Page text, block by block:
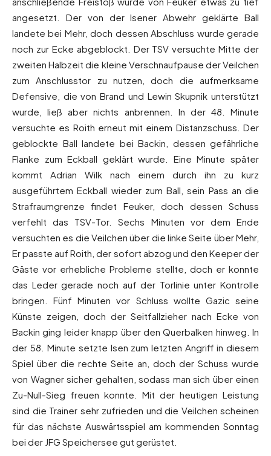
angesetzt. Der von der Isener Abwehr geklärte Ball
landete bei Mehr, doch dessen Abschluss wurde gerade
noch zur Ecke abgeblockt. Der TSV versuchte Mitte der
zweiten Halbzeit die kleine Verschnaufpause der Veilchen
zum Anschlusstor zu nutzen, doch die aufmerksame
Defensive, die von Brand und Lewin Skupnik unterstützt
wurde, ließ aber nichts anbrennen. In der 48. Minute
versuchte es Roith erneut mit einem Distanzschuss. Der
geblockte Ball landete bei Backin, dessen gefährliche
Flanke zum Eckball geklärt wurde. Eine Minute später
kommt Adrian Wilk nach einem durch ihn zu kurz
ausgeführtem Eckball wieder zum Ball, sein Pass an die
Strafraumgrenze findet Feuker, doch dessen Schuss
verfehlt das TSV-Tor. Sechs Minuten vor dem Ende
versuchten es die Veilchen über die linke Seite über Mehr,
Er passte auf Roith, der sofort abzog und den Keeper der
Gäste vor erhebliche Probleme stellte, doch er konnte
das Leder gerade noch auf der Torlinie unter Kontrolle
bringen. Fünf Minuten vor Schluss wollte Gazic seine
Künste zeigen, doch der Seitfallzieher nach Ecke von
Backin ging leider knapp über den Querbalken hinweg. In
der 58. Minute setzte Isen zum letzten Angriff in diesem
Spiel über die rechte Seite an, doch der Schuss wurde
von Wagner sicher gehalten, sodass man sich über einen
Zu-Null-Sieg freuen konnte. Mit der heutigen Leistung
sind die Trainer sehr zufrieden und die Veilchen scheinen
für das nächste Auswärtsspiel am kommenden Sonntag
bei der JFG Speichersee gut gerüstet.